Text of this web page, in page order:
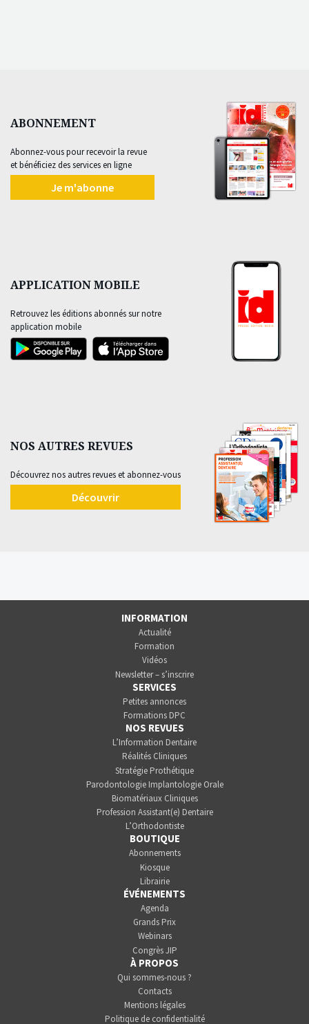
ABONNEMENT
Abonnez-vous pour recevoir la revue
et bénéficiez des services en ligne
Je m'abonne
APPLICATION MOBILE
Retrouvez les éditions abonnés sur notre
application mobile
NOS AUTRES REVUES
Découvrez nos autres revues et abonnez-vous
Découvrir
INFORMATION
Actualité
Formation
Vidéos
Newsletter – s’inscrire
SERVICES
Petites annonces
Formations DPC
NOS REVUES
L’Information Dentaire
Réalités Cliniques
Stratégie Prothétique
Parodontologie Implantologie Orale
Biomatériaux Cliniques
Profession Assistant(e) Dentaire
L’Orthodontiste
BOUTIQUE
Abonnements
Kiosque
Librairie
ÉVÉNEMENTS
Agenda
Grands Prix
Webinars
Congrès JIP
À PROPOS
Qui sommes-nous ?
Contacts
Mentions légales
Politique de confidentialité